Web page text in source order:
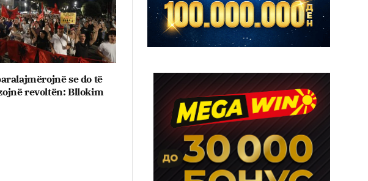
se do të
revoltën: Bllokim